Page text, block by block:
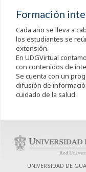
Formación
Cada año se lleva a
los estudiantes se
extensión.
En UDGVirtual
con contenidos de
Se cuenta con un
difusión de
cuidado de la salud.
UNIVERSIDAD DE